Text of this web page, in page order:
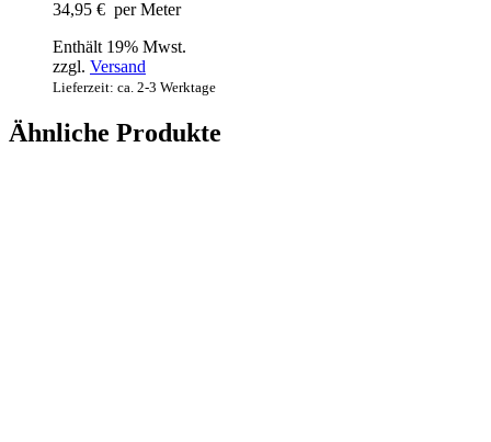
34,95 € per Meter
Enthält 19% Mwst.
zzgl. Versand
Lieferzeit: ca. 2-3 Werktage
Ähnliche Produkte